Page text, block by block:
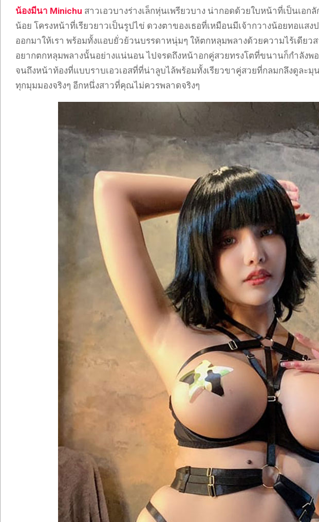
น้องมีนา Minichu สาวเอวบางร่างเล็กหุ่นเพรียวบาง น่ากอดด้วยใบหน้าที่เป็นเอก
น้อย โครงหน้าที่เรียวยาวเป็นรูปไข่ ดวงตาของเธอที่เหมือนมีเจ้ากวางน้อยทอแสง
ออกมาให้เรา พร้อมทั้งแอบยั่วย้วนบรรดาหนุ่มๆ ให้ตกหลุมพลางด้วยความไร้เดียว
อยากตกหลุมพลางนั้นอย่างแน่นอน ไปจรดถึงหน้าอกคู่สวยทรงโตที่ขนานก็กำลังพ
จนถึงหน้าท้องที่แบบราบเอวเอสที่ที่น่าลูบไล้พร้อมทั้งเรียวขาคู่สวยที่กลมกลึงดูละ
ทุกมุมมองจริงๆ อีกหนึ่งสาวที่คุณไม่ควรพลาดจริงๆ